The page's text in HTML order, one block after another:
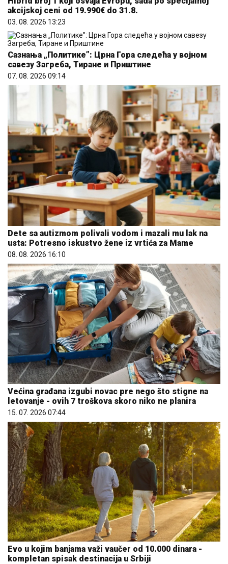
akcijskoj ceni od 19.990€ do 31.8.
03. 08. 2026 13:23
Сазнања „Политике”: Црна Гора следећа у војном
савезу Загреба, Тиране и Приштине
07. 08. 2026 09:14
Dete sa autizmom polivali vodom i mazali mu lak na
usta: Potresno iskustvo žene iz vrtića za Mame
08. 08. 2026 16:10
Većina građana izgubi novac pre nego što stigne na
letovanje - ovih 7 troškova skoro niko ne planira
15. 07. 2026 07:44
Evo u kojim banjama važi vaučer od 10.000 dinara -
kompletan spisak destinacija u Srbiji